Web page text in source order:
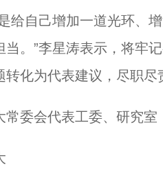
自己增加一道光环、增
当。”李星涛表示，将牢
转化为代表建议，尽职
委会代表工委、研究室